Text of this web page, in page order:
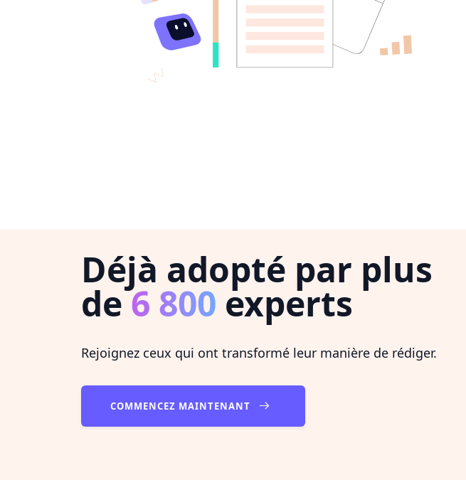
Déjà adopté par plus
de6 800 experts
Rejoignez ceux qui ont transformé leur manière de rédiger.
COMMENCEZ MAINTENANT